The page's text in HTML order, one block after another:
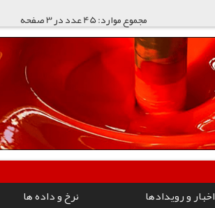
مجموع موارد: 45 عدد در 3 صفحه
اخبار و رویدادها نرخ و داده ها